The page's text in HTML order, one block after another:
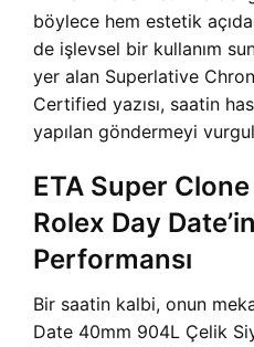
böylece hem estetik
de işlevsel bir kullanım
yer alan Superlative
Certified yazısı, saatin
yapılan göndermeyi
ETA Super
Rolex Day
Performansı
Bir saatin kalbi, onun
Date 40mm 904L Çelik